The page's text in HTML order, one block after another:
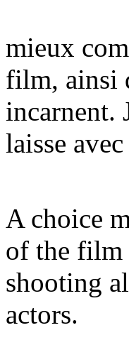
mieux
film, ainsi
incarnent.
laisse
A choice
of the film
shooting
actors.